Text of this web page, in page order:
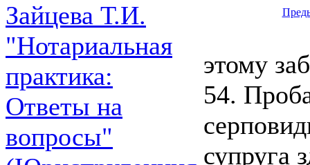
Зайцева Т.И.
"Нотариальная
практика:
Ответы на
вопросы"
этому
54.
супруга